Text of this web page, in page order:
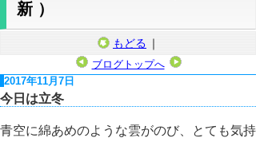
新）
もどる ｜
ブログトップへ
2017年11月7日
今日は立冬
青空に綿あめのような雲がのび、とても気持